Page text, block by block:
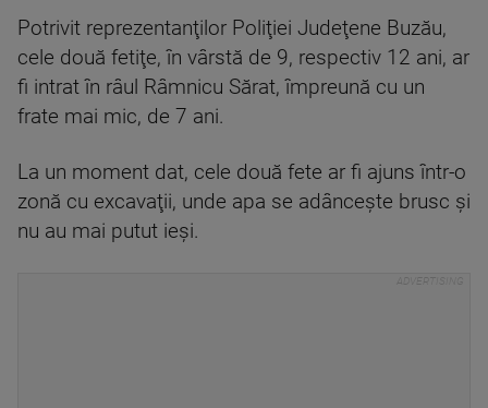
Potrivit reprezentanţilor Poliţiei Judeţene Buzău,
cele două fetiţe, în vârstă de 9, respectiv 12 ani, ar
fi intrat în râul Râmnicu Sărat, împreună cu un
frate mai mic, de 7 ani.
La un moment dat, cele două fete ar fi ajuns într-o
zonă cu excavaţii, unde apa se adânceşte brusc şi
nu au mai putut ieşi.